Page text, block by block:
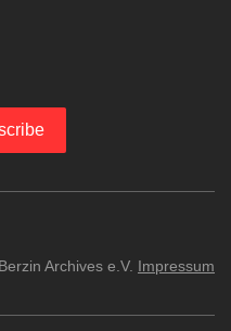
Archives e.V. Impressum